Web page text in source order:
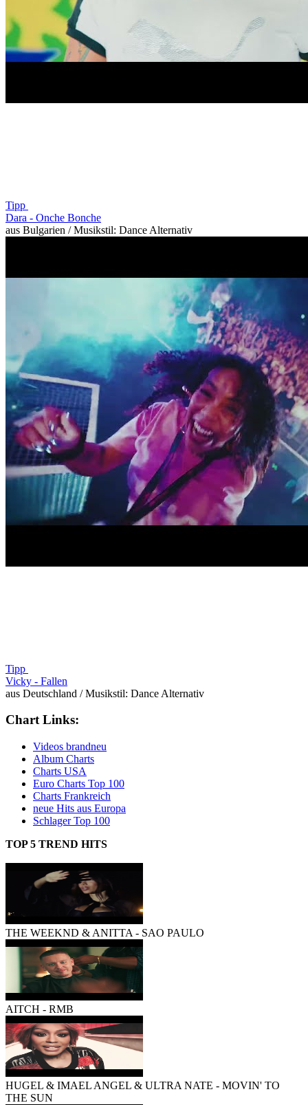
Tipp
Dara - Onche Bonche
aus Bulgarien / Musikstil: Dance Alternativ
Tipp
Vicky - Fallen
aus Deutschland / Musikstil: Dance Alternativ
Chart Links:
Videos brandneu
Album Charts
Charts USA
Euro Charts Top 100
Charts Frankreich
neue Hits aus Europa
Schlager Top 100
TOP 5 TREND HITS
THE WEEKND & ANITTA - SAO PAULO
AITCH - RMB
HUGEL & IMAEL ANGEL & ULTRA NATE - MOVIN' TO
THE SUN